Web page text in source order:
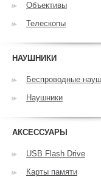
Объективы
Телескопы
НАУШНИКИ
Беспроводные
Наушники
АКСЕССУАРЫ
USB Flash Drive
Карты памяти